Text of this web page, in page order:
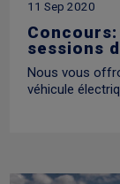
11 Sep 2020
sessions
Nous vous
véhicule